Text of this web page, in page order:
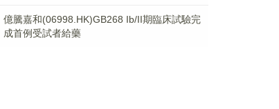
億騰嘉和(06998.HK)GB268 Ib/II期臨床試驗完
成首例受試者給藥